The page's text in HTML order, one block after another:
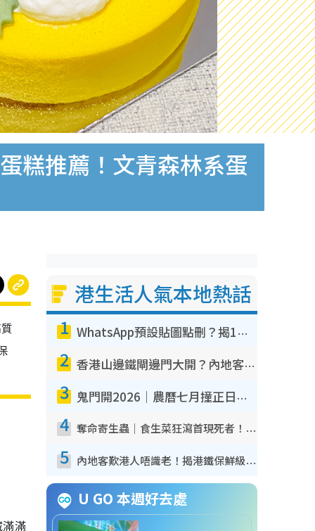
糕推薦！文青森林系蛋
滿
港生活人氣本地熱話
1 WhatsApp預設貼圖點刪？揭1招「反向操作」還原簡潔介面 附3步實測教學
2 香港山邊鐵閘邊門大開？內地客困惑意義何在！網民神回覆：呢種叫法理性防禦
3 鬼門開2026｜農曆七月撞正日全食特別邪？專家警告切忌做一事！揭4大禁忌+2招保平安
4 奪命寄生蟲｜食生菜狂瀉首現死者！疫潮惡化錄1.8萬宗病例 揭洗菜3大謬誤
5 內地客歎港人唔識老！揭港鐵保鮮級冷氣 港人求放過：咪投訴
U GO 本週好去處